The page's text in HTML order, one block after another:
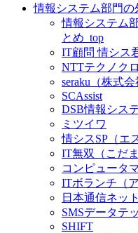
情報システム部門
情報システム
とめ_top
IT顧問 情シス
NTTテクノク
seraku（株式会
SCAssist
DSB情報シス
ミツイワ
情シスSP（エ
IT無双（こだ
コンピュータ
ITボランチ（
日本通信ネッ
SMSデータテ
SHIFT